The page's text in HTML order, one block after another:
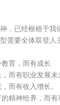
，已经根植于我
需要全体双登人
育，而有成长
而有职业发展未
而有收入增长。
精神给养，而有